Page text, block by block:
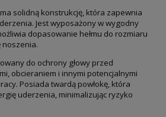
ma solidną konstrukcję, która zapewnia
Jest wyposażony w wygodny
dopasowanie hełmu do rozmiaru
noszenia.
do ochrony głowy przed
obcieraniem i innymi potencjalnymi
Posiada twardą powłokę, która
uderzenia, minimalizując ryzyko